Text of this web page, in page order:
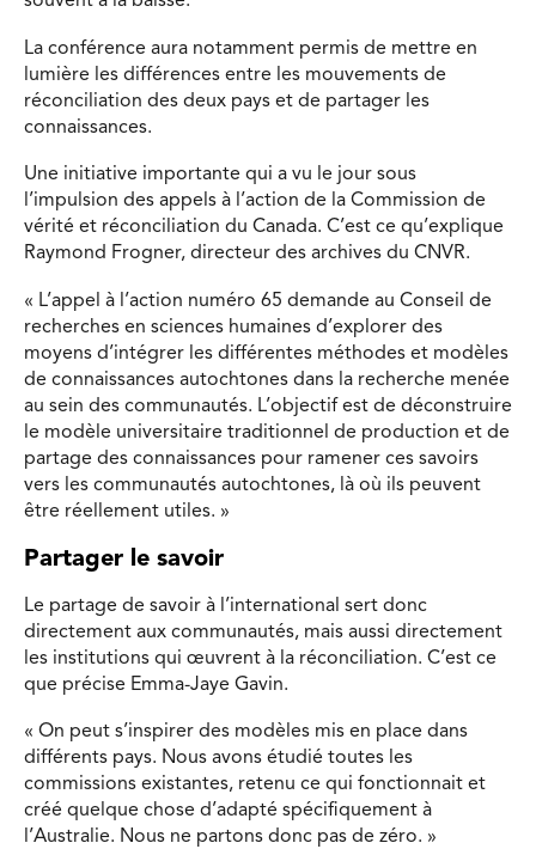
La conférence aura notamment permis de mettre en
lumière les différences entre les mouvements de
réconciliation des deux pays et de partager les
connaissances.
Une initiative importante qui a vu le jour sous
l’impulsion des appels à l’action de la Commission de
vérité et réconciliation du Canada. C’est ce qu’explique
Raymond Frogner, directeur des archives du CNVR.
« L’appel à l’action numéro 65 demande au Conseil de
recherches en sciences humaines d’explorer des
moyens d’intégrer les différentes méthodes et modèles
de connaissances autochtones dans la recherche menée
au sein des communautés. L’objectif est de déconstruire
le modèle universitaire traditionnel de production et de
partage des connaissances pour ramener ces savoirs
vers les communautés autochtones, là où ils peuvent
être réellement utiles. »
Partager le savoir
Le partage de savoir à l’international sert donc
directement aux communautés, mais aussi directement
les institutions qui œuvrent à la réconciliation. C’est ce
que précise Emma-Jaye Gavin.
« On peut s’inspirer des modèles mis en place dans
différents pays. Nous avons étudié toutes les
commissions existantes, retenu ce qui fonctionnait et
créé quelque chose d’adapté spécifiquement à
l’Australie. Nous ne partons donc pas de zéro. »